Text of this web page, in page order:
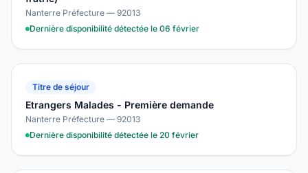
Nanterre Préfecture — 92013
Dernière disponibilité détectée le 06 février
Titre de séjour
Etrangers Malades - Première demande
Nanterre Préfecture — 92013
Dernière disponibilité détectée le 20 février